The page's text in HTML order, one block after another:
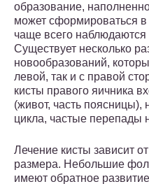
образование,
может сформироваться
чаще всего наблюдаются
Существует несколько
новообразований,
левой, так и с правой
кисты правого яичника
(живот, часть поясницы),
цикла, частые перепады
Лечение кисты зависит
размера. Небольшие
имеют обратное